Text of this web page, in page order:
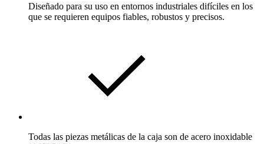
Diseñado para su uso en entornos industriales difíciles en los
que se requieren equipos fiables, robustos y precisos.
Todas las piezas metálicas de la caja son de acero inoxidable